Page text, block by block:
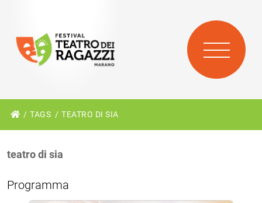
TAGS TEATRO DI SIA
teatro di sia
Programma